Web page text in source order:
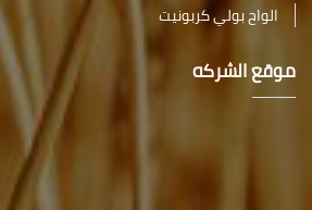
الواح بولي كربونيت
موقع الشركه